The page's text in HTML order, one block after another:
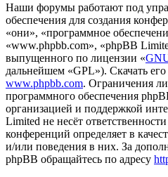
Наши форумы работают под
обеспечения для создания
«они», «программное
«www.phpbb.com», «phpBB
выпущенного по лицензии «
дальнейшем «GPL»). Скачать
www.phpbb.com. Ограничения
программного обеспечения
организацией и поддержкой
Limited не несёт
конференций определяет в
и/или поведения в них. За
phpBB обращайтесь по адресу